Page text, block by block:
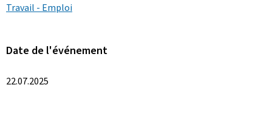
Travail - Emploi
Date de l'événement
22.07.2025